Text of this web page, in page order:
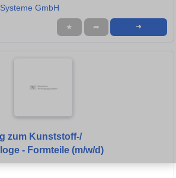
GmbH
★ ➦ ➜
zum Kunststoff-/
- Formteile (m/w/d)